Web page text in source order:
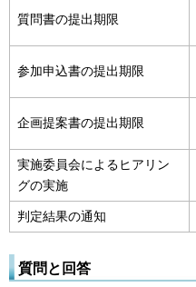
質問書の提出期限
参加申込書の提出期限
企画提案書の提出期限
実施委員会によるヒアリン
グの実施
判定結果の通知
質問と回答